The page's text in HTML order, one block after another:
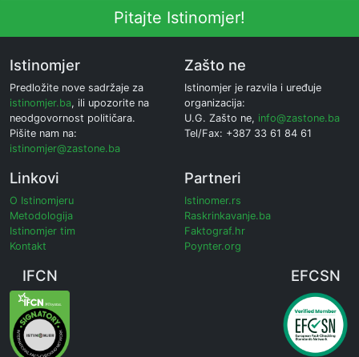
Pitajte Istinomjer!
Istinomjer
Predložite nove sadržaje za
istinomjer.ba, ili upozorite na
neodgovornost političara.
Pišite nam na:
istinomjer@zastone.ba
Zašto ne
Istinomjer je razvila i uređuje
organizacija:
U.G. Zašto ne, info@zastone.ba
Tel/Fax: +387 33 61 84 61
Linkovi
O Istinomjeru
Metodologija
Istinomjer tim
Kontakt
Partneri
Istinomer.rs
Raskrinkavanje.ba
Faktograf.hr
Poynter.org
IFCN EFCSN